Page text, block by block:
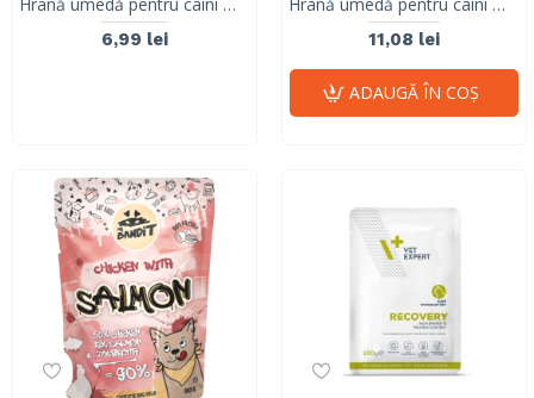
6,99 lei 11,08 lei
ADAUGĂ ÎN COŞ